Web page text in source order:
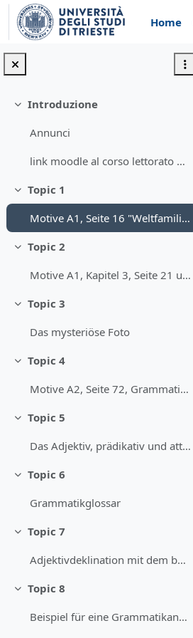
Vai al contenuto principale
Home
Minimizza
Introduzione
Annunci
link moodle al corso lettorato di lingua tedesca1(principianti gruppo A)
Minimizza
Topic 1
Motive A1, Seite 16 "Weltfamilien"
Minimizza
Topic 2
Motive A1, Kapitel 3, Seite 21 und 22
Minimizza
Topic 3
Das mysteriöse Foto
Minimizza
Topic 4
Motive A2, Seite 72, Grammatikanalyse
Minimizza
Topic 5
Das Adjektiv, prädikativ und attributiv
Minimizza
Topic 6
Grammatikglossar
Minimizza
Topic 7
Adjektivdeklination mit dem bestimmten Artikel
Minimizza
Topic 8
Beispiel für eine Grammatikanalyse "Sonnencreme" + Antwortblatt